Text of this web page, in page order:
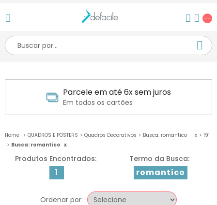
--
Parcele em até 6x sem juros
Em todos os cartões
QUADROS E POSTERS Quadros Decorativos Busca: romantico x
191
Busca: romantico x
1 romantico
Ordenar por: